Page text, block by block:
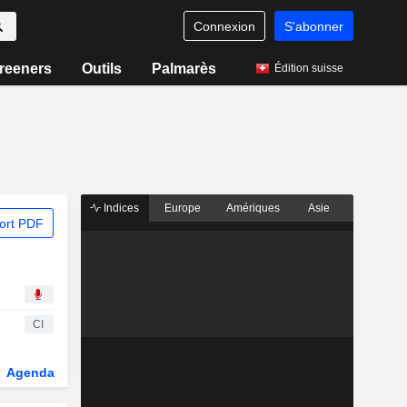
Connexion S'abonner
Outils Palmarès Édition suisse
PDF
CI
Agenda
Indices Europe Amériques Asie